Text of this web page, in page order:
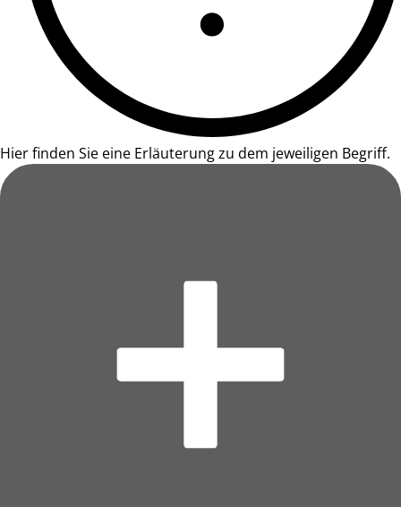
Hier finden Sie eine Erläuterung zu dem jeweiligen Begriff.